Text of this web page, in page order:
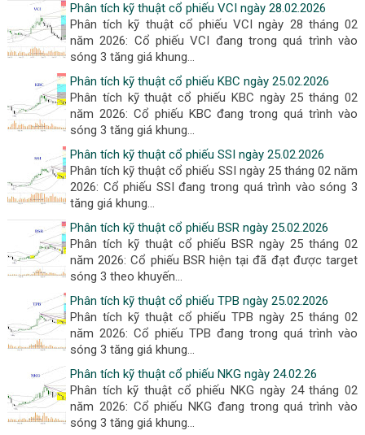
Phân tích kỹ thuật cổ phiếu VCI ngày 28.02.2026
Phân tích kỹ thuật cổ phiếu VCI ngày 28 tháng 02
năm 2026: Cổ phiếu VCI đang trong quá trình vào
sóng 3 tăng giá khung...
Phân tích kỹ thuật cổ phiếu KBC ngày 25.02.2026
Phân tích kỹ thuật cổ phiếu KBC ngày 25 tháng 02
năm 2026: Cổ phiếu KBC đang trong quá trình vào
sóng 3 tăng giá khung...
Phân tích kỹ thuật cổ phiếu SSI ngày 25.02.2026
Phân tích kỹ thuật cổ phiếu SSI ngày 25 tháng 02 năm
2026: Cổ phiếu SSI đang trong quá trình vào sóng 3
tăng giá khung...
Phân tích kỹ thuật cổ phiếu BSR ngày 25.02.2026
Phân tích kỹ thuật cổ phiếu BSR ngày 25 tháng 02
năm 2026: Cổ phiếu BSR hiện tại đã đạt được target
sóng 3 theo khuyến...
Phân tích kỹ thuật cổ phiếu TPB ngày 25.02.2026
Phân tích kỹ thuật cổ phiếu TPB ngày 25 tháng 02
năm 2026: Cổ phiếu TPB đang trong quá trình vào
sóng 3 tăng giá khung...
Phân tích kỹ thuật cổ phiếu NKG ngày 24.02.26
Phân tích kỹ thuật cổ phiếu NKG ngày 24 tháng 02
năm 2026: Cổ phiếu NKG đang trong quá trình vào
sóng 3 tăng giá khung...